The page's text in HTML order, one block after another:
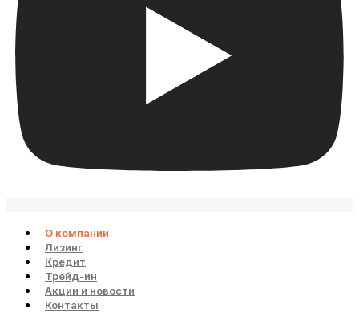
О компании
Лизинг
Кредит
Трейд-ин
Акции и новости
Контакты